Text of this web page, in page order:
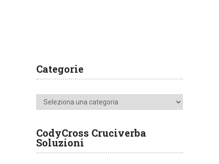
Categorie
Categorie
CodyCross Cruciverba
Soluzioni